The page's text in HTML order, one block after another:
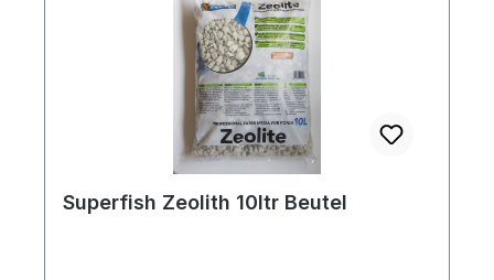
Superfish Zeolith 10ltr Beutel